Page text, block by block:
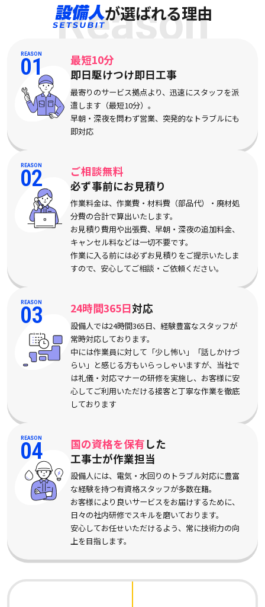
Reason
が選ばれる理由
REASON
01
最短10分
即日駆けつけ即日工事
最寄りのサービス拠点より、迅速にスタッフを派
遣します（最短10分）。
早朝・深夜を問わず営業、突発的なトラブルにも
即対応
REASON
02
ご相談無料
必ず事前にお見積り
作業料金は、作業費・材料費（部品代）・廃材処
分費の合計で算出いたします。
お見積り費用や出張費、早朝・深夜の追加料金、
キャンセル料などは一切不要です。
作業に入る前には必ずお見積りをご提示いたしま
すので、安心してご相談・ご依頼ください。
REASON
03 24時間365日対応
設備人では24時間365日、経験豊富なスタッフが
常時対応しております。
中には作業員に対して「少し怖い」「話しかけづ
らい」と感じる方もいらっしゃいますが、当社で
は礼儀・対応マナーの研修を実施し、お客様に安
心してご利用いただける接客と丁寧な作業を徹底
しております
REASON
04 国の資格を保有した
工事士が作業担当
設備人には、電気・水回りのトラブル対応に豊富
な経験を持つ有資格スタッフが多数在籍。
お客様により良いサービスをお届けするために、
日々の社内研修でスキルを磨いております。
安心してお任せいただけるよう、常に技術力の向
上を目指します。